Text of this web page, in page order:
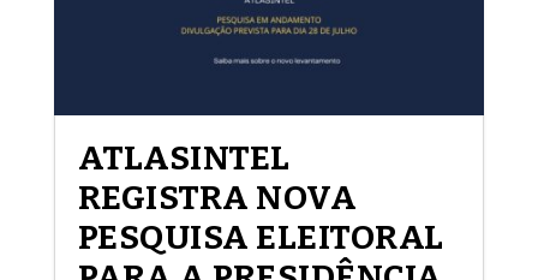
ATLASINTEL
REGISTRA NOVA
PESQUISA ELEITORAL